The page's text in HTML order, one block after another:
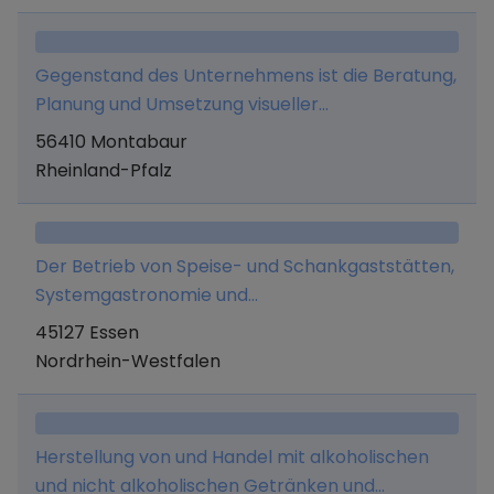
dienen, - die Veranstaltung von Schulungen
für die Herstellung und den Vertrieb von
Speiseeisen.
Gegenstand des Unternehmens ist die Beratung,
Planung und Umsetzung visueller
Kommunikationsräume im Bereich Messe-
Event-Design
56410 Montabaur
Rheinland-Pfalz
Der Betrieb von Speise- und Schankgaststätten,
Systemgastronomie und
Gastronomiedienstleistungen.
45127 Essen
Nordrhein-Westfalen
Herstellung von und Handel mit alkoholischen
und nicht alkoholischen Getränken und